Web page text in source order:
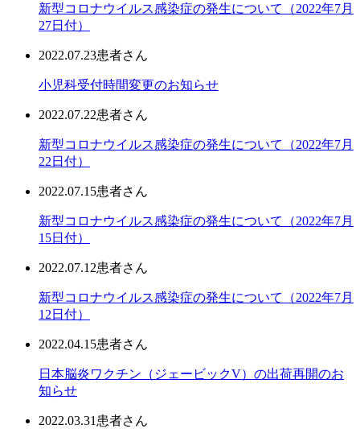
新型コロナウイルス感染症の発生について（2022年7月
27日付）
2022.07.23患者さん
小児科受付時間変更のお知らせ
2022.07.22患者さん
新型コロナウイルス感染症の発生について（2022年7月
22日付）
2022.07.15患者さん
新型コロナウイルス感染症の発生について（2022年7月
15日付）
2022.07.12患者さん
新型コロナウイルス感染症の発生について（2022年7月
12日付）
2022.04.15患者さん
日本脳炎ワクチン（ジェービックV）の出荷再開のお
知らせ
2022.03.31 患者さん